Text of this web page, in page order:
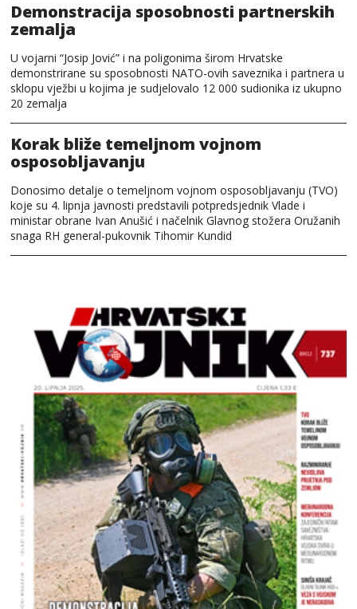
Demonstracija sposobnosti partnerskih
zemalja
U vojarni “Josip Jović” i na poligonima širom Hrvatske
demonstrirane su sposobnosti NATO-ovih saveznika i partnera u
sklopu vježbi u kojima je sudjelovalo 12 000 sudionika iz ukupno
20 zemalja
Korak bliže temeljnom vojnom
osposobljavanju
Donosimo detalje o temeljnom vojnom osposobljavanju (TVO)
koje su 4. lipnja javnosti predstavili potpredsjednik Vlade i
ministar obrane Ivan Anušić i načelnik Glavnog stožera Oružanih
snaga RH general-pukovnik Tihomir Kundid